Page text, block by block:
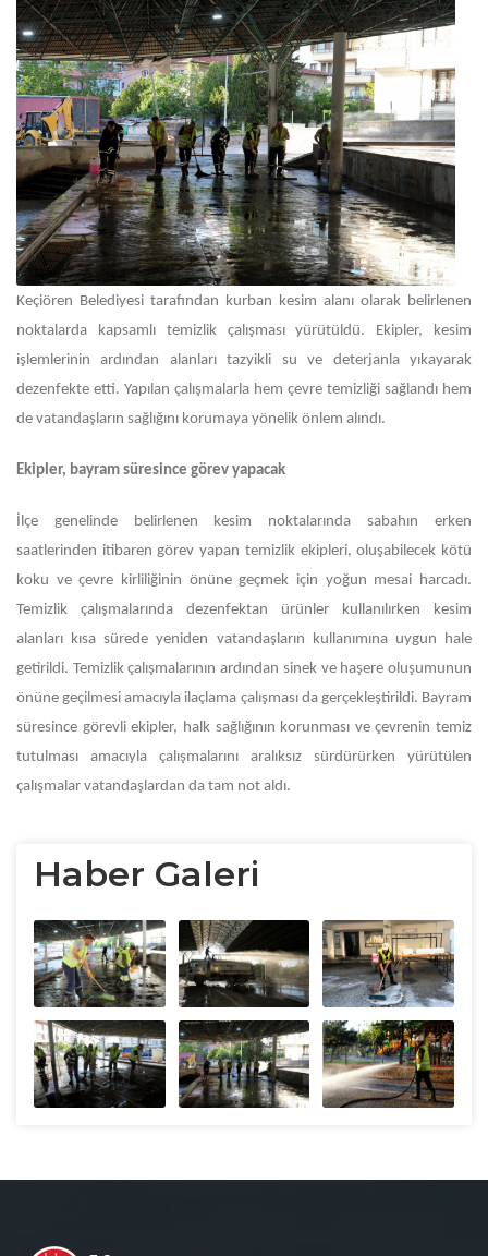
Keçiören Belediyesi tarafından kurban kesim alanı olarak belirlenen
noktalarda kapsamlı temizlik çalışması yürütüldü. Ekipler, kesim
işlemlerinin ardından alanları tazyikli su ve deterjanla yıkayarak
dezenfekte etti. Yapılan çalışmalarla hem çevre temizliği sağlandı hem
de vatandaşların sağlığını korumaya yönelik önlem alındı.
Ekipler, bayram süresince görev yapacak
İlçe genelinde belirlenen kesim noktalarında sabahın erken
saatlerinden itibaren görev yapan temizlik ekipleri, oluşabilecek kötü
koku ve çevre kirliliğinin önüne geçmek için yoğun mesai harcadı.
Temizlik çalışmalarında dezenfektan ürünler kullanılırken kesim
alanları kısa sürede yeniden vatandaşların kullanımına uygun hale
getirildi. Temizlik çalışmalarının ardından sinek ve haşere oluşumunun
önüne geçilmesi amacıyla ilaçlama çalışması da gerçekleştirildi. Bayram
süresince görevli ekipler, halk sağlığının korunması ve çevrenin temiz
tutulması amacıyla çalışmalarını aralıksız sürdürürken yürütülen
çalışmalar vatandaşlardan da tam not aldı.
Haber Galeri